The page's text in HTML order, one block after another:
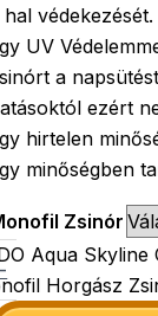
hal
UV
a
ezért
hirtelen
minőségben
Zsinór
Aqua
Horgász